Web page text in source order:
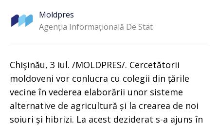
Moldpres
Agenția Informațională De Stat
Chişinău, 3 iul. /MOLDPRES/. Cercetătorii
moldoveni vor conlucra cu colegii din țările
vecine în vederea elaborării unor sisteme
alternative de agricultură și la crearea de noi
soiuri și hibrizi. La acest deziderat s-a ajuns în